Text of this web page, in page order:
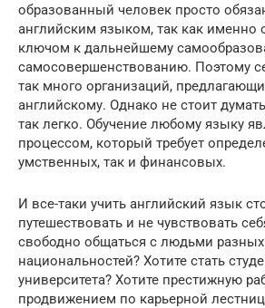
образованный человек просто
английским языком, так как именно
ключом к дальнейшему
самосовершенствованию. Поэтому
так много организаций,
английскому. Однако не стоит
так легко. Обучение любому языку
процессом, который требует
умственных, так и финансовых.
И все-таки учить английский язык
путешествовать и не чувствовать
свободно общаться с людьми разных
национальностей? Хотите стать
университета? Хотите престижную
продвижением по карьерной